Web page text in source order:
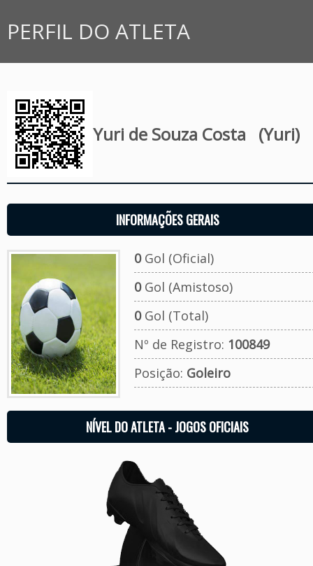
PERFIL DO ATLETA
Yuri de Souza Costa (Yuri)
INFORMAÇÕES GERAIS
0Gol (Oficial)
0Gol (Amistoso)
0Gol (Total)
Nº de Registro: 100849
Posição: Goleiro
NÍVEL DO ATLETA - JOGOS OFICIAIS